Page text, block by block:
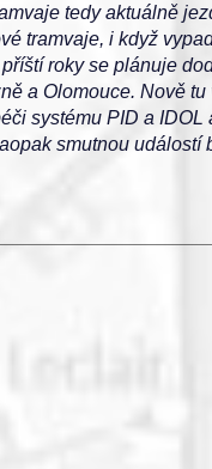
tedy aktuálně
tramvaje, i když
roky se plánuje
a Olomouce. Nově
systému PID a
smutnou